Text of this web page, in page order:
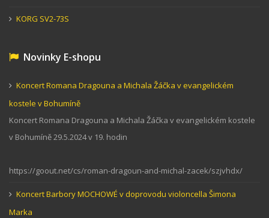
KORG SV2-73S
Novinky E-shopu
Koncert Romana Dragouna a Michala Žáčka v evangelickém
kostele v Bohumíně
Koncert Romana Dragouna a Michala Žáčka v evangelickém kostele
v Bohumíně 29.5.2024 v 19. hodin
https://goout.net/cs/roman-dragoun-and-michal-zacek/szjvhdx/
Koncert Barbory MOCHOWÉ v doprovodu violoncella Šimona
Marka